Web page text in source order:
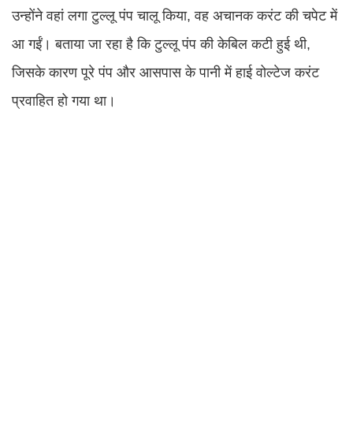
उन्होंने वहां लगा टुल्लू पंप चालू किया, वह अचानक करंट की चपेट में
आ गईं। बताया जा रहा है कि टुल्लू पंप की केबिल कटी हुई थी,
जिसके कारण पूरे पंप और आसपास के पानी में हाई वोल्टेज करंट
प्रवाहित हो गया था।